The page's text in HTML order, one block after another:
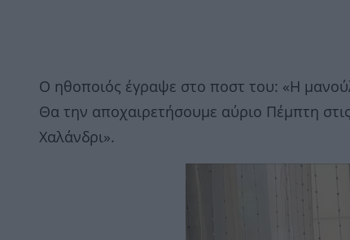
Ο ηθοποιός έγραψε στο ποστ του: «Η
Θα την αποχαιρετήσουμε αύριο Πέμπτη
Χαλάνδρι».